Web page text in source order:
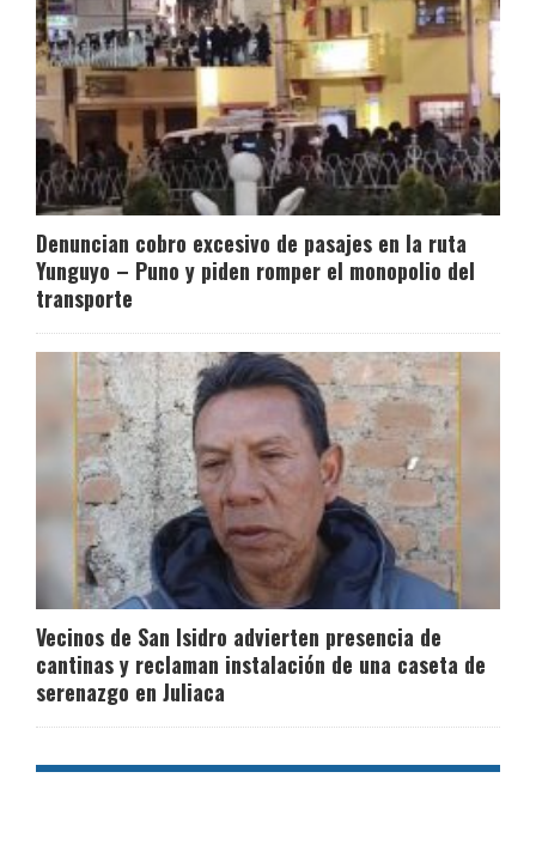
Denuncian cobro excesivo de pasajes en la ruta
Yunguyo – Puno y piden romper el monopolio del
transporte
Vecinos de San Isidro advierten presencia de
cantinas y reclaman instalación de una caseta de
serenazgo en Juliaca